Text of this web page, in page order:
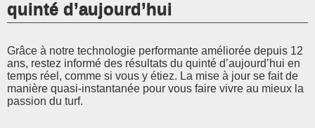
quinté d’aujourd’hui
Grâce à notre technologie performante améliorée depuis 12
ans, restez informé des résultats du quinté d’aujourd’hui en
temps réel, comme si vous y étiez. La mise à jour se fait de
manière quasi-instantanée pour vous faire vivre au mieux la
passion du turf.